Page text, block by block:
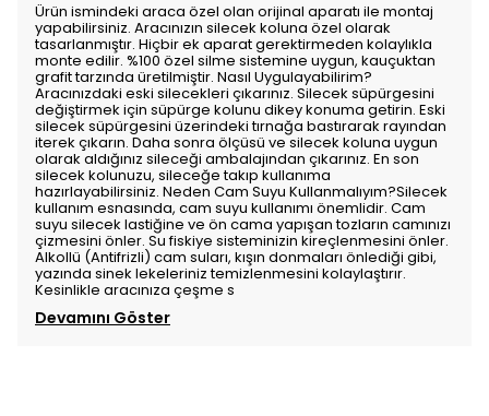
Ürün ismindeki araca özel olan orijinal aparatı ile montaj
yapabilirsiniz. Aracınızın silecek koluna özel olarak
tasarlanmıştır. Hiçbir ek aparat gerektirmeden kolaylıkla
monte edilir. %100 özel silme sistemine uygun, kauçuktan
grafit tarzında üretilmiştir. Nasıl Uygulayabilirim?
Aracınızdaki eski silecekleri çıkarınız. Silecek süpürgesini
değiştirmek için süpürge kolunu dikey konuma getirin. Eski
silecek süpürgesini üzerindeki tırnağa bastırarak rayından
iterek çıkarın. Daha sonra ölçüsü ve silecek koluna uygun
olarak aldığınız sileceği ambalajından çıkarınız. En son
silecek kolunuzu, sileceğe takıp kullanıma
hazırlayabilirsiniz. Neden Cam Suyu Kullanmalıyım?Silecek
kullanım esnasında, cam suyu kullanımı önemlidir. Cam
suyu silecek lastiğine ve ön cama yapışan tozların camınızı
çizmesini önler. Su fiskiye sisteminizin kireçlenmesini önler.
Alkollü (Antifrizli) cam suları, kışın donmaları önlediği gibi,
yazında sinek lekeleriniz temizlenmesini kolaylaştırır.
Kesinlikle aracınıza çeşme s
Devamını Göster